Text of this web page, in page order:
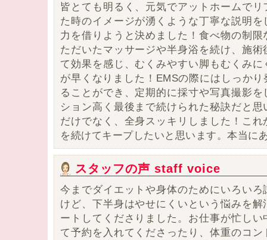
皆とても明るく、元気でアットホームで
た時のイメージが湧くような丁寧な説明
力を借りようと決めました！食べ物の制
ただいたマッサージや半身浴を続け、施
て効果を感じ、 むくみやすい脚もむくみ
が早くなりました！ EMSの際にはしっか
ることができ、定期的に採寸や写真撮影
ション高く最後まで続けられた秘訣だと思
だけでなく、全身スッキリしました！ これ
を続けてキープしたいと思います。本当に
スタッフの声 staff voice
今までダイエットや身体のためにいろい
けど、下半身はやせにくいという悩みを
ートしてくださりました。お仕事が忙し
て予約を入れてくださったり、体重のコ